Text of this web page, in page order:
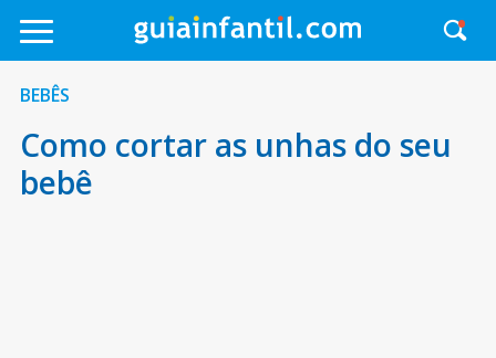
BEBÊS
Como cortar as unhas do seu
bebê